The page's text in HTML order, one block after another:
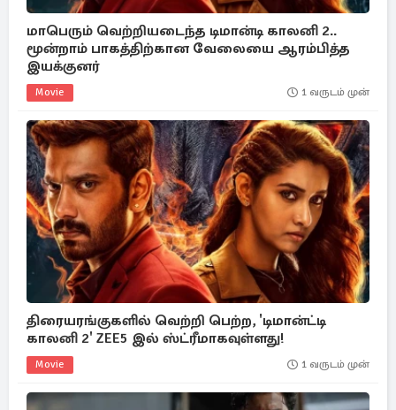
மாபெரும் வெற்றியடைந்த டிமான்டி காலனி 2..
மூன்றாம் பாகத்திற்கான வேலையை ஆரம்பித்த
இயக்குனர்
Movie 1 வருடம் முன்
திரையரங்குகளில் வெற்றி பெற்ற, 'டிமான்ட்டி
காலனி 2' ZEE5 இல் ஸ்ட்ரீமாகவுள்ளது!
Movie 1 வருடம் முன்